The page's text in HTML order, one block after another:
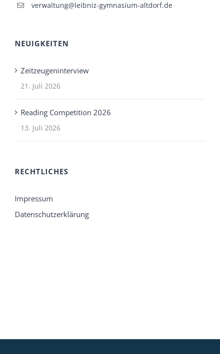
verwaltung@leibniz-gymnasium-altdorf.de
NEUIGKEITEN
Zeitzeugeninterview
21. Juli 2026
Reading Competition 2026
13. Juli 2026
RECHTLICHES
Impressum
Datenschutzerklärung